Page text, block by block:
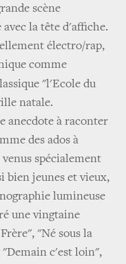
scène
la tête d'affiche.
électro/rap,
comme
"l'Ecole du
natale.
anecdote à raconter
des ados à
spécialement
bien jeunes et vieux,
lumineuse
une vingtaine
"Né sous la
"Demain c'est loin",